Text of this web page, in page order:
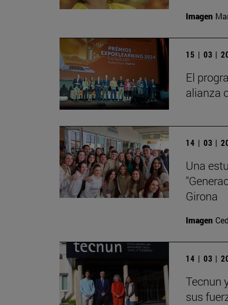
Imagen
15 | 03 |
El
alianza
14 | 03 |
Una
Girona
Imagen
14 | 03 |
Tecnun
sus